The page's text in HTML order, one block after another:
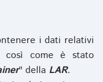
i dati relativi
come è stato
" della LAR.